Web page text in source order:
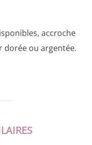
accroche
dorée ou argentée.